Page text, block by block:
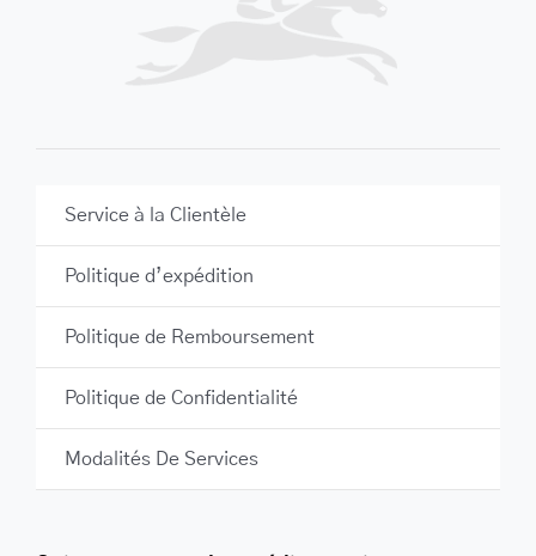
Service à la Clientèle
Politique d’expédition
Politique de Remboursement
Politique de Confidentialité
Modalités De Services